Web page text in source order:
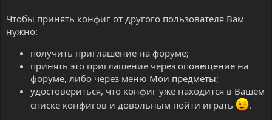
Чтобы принять конфиг от другого пользователя Вам
нужно:
получить приглашение на форуме;
принять это приглашение через оповещение на
форуме, либо через меню Мои предметы;
удостовериться, что конфиг уже находится в Вашем
списке конфигов и довольным пойти играть
.